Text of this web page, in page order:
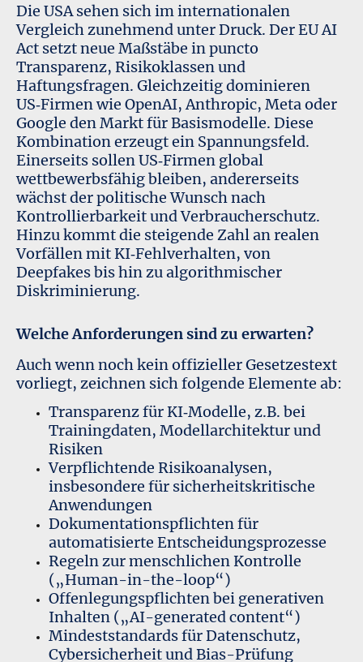
Die USA sehen sich im internationalen
Vergleich zunehmend unter Druck. Der EU AI
Act setzt neue Maßstäbe in puncto
Transparenz, Risikoklassen und
Haftungsfragen. Gleichzeitig dominieren
US‑Firmen wie OpenAI, Anthropic, Meta oder
Google den Markt für Basismodelle. Diese
Kombination erzeugt ein Spannungsfeld.
Einerseits sollen US‑Firmen global
wettbewerbsfähig bleiben, andererseits
wächst der politische Wunsch nach
Kontrollierbarkeit und Verbraucherschutz.
Hinzu kommt die steigende Zahl an realen
Vorfällen mit KI‑Fehlverhalten, von
Deepfakes bis hin zu algorithmischer
Diskriminierung.
Welche Anforderungen sind zu erwarten?
Auch wenn noch kein offizieller Gesetzestext
vorliegt, zeichnen sich folgende Elemente ab:
Transparenz für KI‑Modelle, z.B. bei
Trainingdaten, Modellarchitektur und
Risiken
Verpflichtende Risikoanalysen,
insbesondere für sicherheitskritische
Anwendungen
Dokumentationspflichten für
automatisierte Entscheidungsprozesse
Regeln zur menschlichen Kontrolle
(„Human-in-the-loop“)
Offenlegungspflichten bei generativen
Inhalten („AI-generated content“)
Mindeststandards für Datenschutz,
Cybersicherheit und Bias-Prüfung